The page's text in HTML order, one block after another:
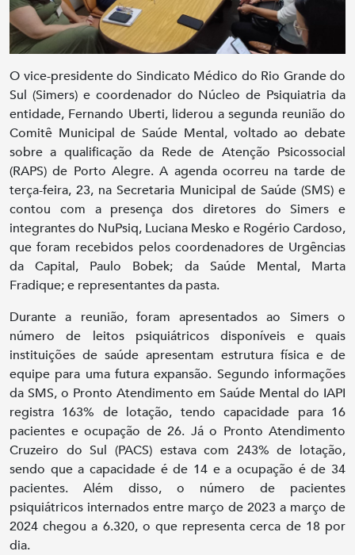
O vice-presidente do Sindicato Médico do Rio Grande do
Sul (Simers) e coordenador do Núcleo de Psiquiatria da
entidade, Fernando Uberti, liderou a segunda reunião do
Comitê Municipal de Saúde Mental, voltado ao debate
sobre a qualificação da Rede de Atenção Psicossocial
(RAPS) de Porto Alegre. A agenda ocorreu na tarde de
terça-feira, 23, na Secretaria Municipal de Saúde (SMS) e
contou com a presença dos diretores do Simers e
integrantes do NuPsiq, Luciana Mesko e Rogério Cardoso,
que foram recebidos pelos coordenadores de Urgências
da Capital, Paulo Bobek; da Saúde Mental, Marta
Fradique; e representantes da pasta.
Durante a reunião, foram apresentados ao Simers o
número de leitos psiquiátricos disponíveis e quais
instituições de saúde apresentam estrutura física e de
equipe para uma futura expansão. Segundo informações
da SMS, o Pronto Atendimento em Saúde Mental do IAPI
registra 163% de lotação, tendo capacidade para 16
pacientes e ocupação de 26. Já o Pronto Atendimento
Cruzeiro do Sul (PACS) estava com 243% de lotação,
sendo que a capacidade é de 14 e a ocupação é de 34
pacientes. Além disso, o número de pacientes
psiquiátricos internados entre março de 2023 a março de
2024 chegou a 6.320, o que representa cerca de 18 por
dia.